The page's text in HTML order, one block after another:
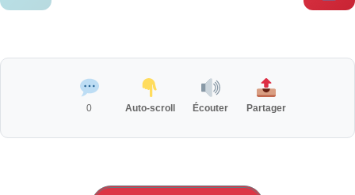
0 Auto-scroll Écouter Partager